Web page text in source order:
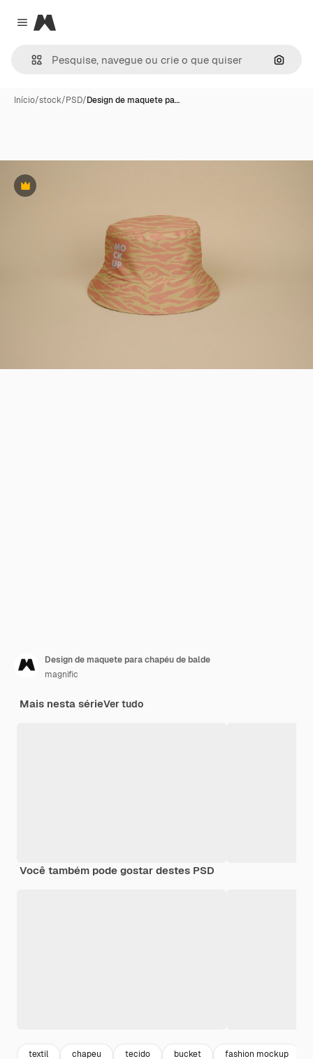
Close menu
Magnific
Início/stock/PSD/Design de maquete pa…
Premium
Design de maquete para chapéu de balde
magnific
Mais nesta sérieVer tudo
Você também pode gostar destes PSD
textil chapeu tecido bucket fashion mockup